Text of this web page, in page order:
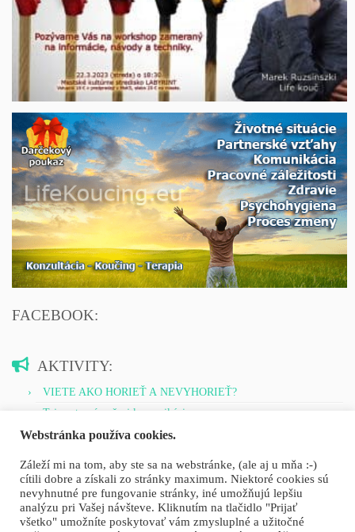
FACEBOOK:
AKTIVITY:
VIETE AKO HORIEŤ A NEVYHORIEŤ?
Tajomstvo úspešnej komunikácie
Nechcel som len vyzdravieť, ale dosiahnuť to, aby sa choroba
ČCHI-KUNG (QI GONG) – Rozhovor pre noviny
Ovládni svoje osobnostné programy a postoje
Webstránka používa cookies.
Záleží mi na tom, aby ste sa na webstránke, (ale aj u mňa :-)
cítili dobre a získali zo stránky maximum. Niektoré cookies sú
nevyhnutné pre fungovanie stránky, iné umožňujú lepšiu
analýzu pri Vašej návšteve. Kliknutím na tlačidlo "Prijať
všetko" umožníte poskytovať vám zmysluplné a užitočné